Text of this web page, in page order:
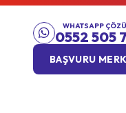
WHATSAPP
0552 505
BAŞVURU